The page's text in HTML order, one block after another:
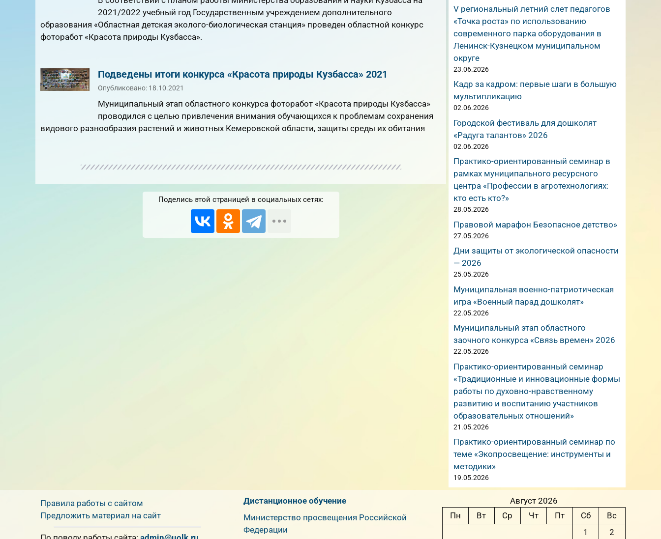
2021/2022 учебный год Государственным учреждением дополнительного
образования «Областная детская эколого-биологическая станция» проведен областной конкурс
фоторабот «Красота природы Кузбасса».
Подведены итоги конкурса «Красота природы Кузбасса» 2021
Опубликовано: 18.10.2021
Муниципальный этап областного конкурса фоторабот «Красота природы Кузбасса»
проводился с целью привлечения внимания обучающихся к проблемам сохранения
видового разнообразия растений и животных Кемеровской области, защиты среды их обитания
Поделись этой страницей в социальных сетях:
V региональный летний слет педагогов
«Точка роста» по использованию
современного парка оборудования в
Ленинск-Кузнецком муниципальном
округе
23.06.2026
Кадр за кадром: первые шаги в большую
мультипликацию
02.06.2026
Городской фестиваль для дошколят
«Радуга талантов» 2026
02.06.2026
Практико-ориентированный семинар в
рамках муниципального ресурсного
центра «Профессии в агротехнологиях:
кто есть кто?»
28.05.2026
Правовой марафон Безопасное детство»
27.05.2026
Дни защиты от экологической опасности
— 2026
25.05.2026
Муниципальная военно-патриотическая
игра «Военный парад дошколят»
22.05.2026
Муниципальный этап областного
заочного конкурса «Связь времен» 2026
22.05.2026
Практико-ориентированный семинар
«Традиционные и инновационные формы
работы по духовно-нравственному
развитию и воспитанию участников
образовательных отношений»
21.05.2026
Практико-ориентированный семинар по
теме «Экопросвещение: инструменты и
методики»
19.05.2026
Правила работы с сайтом
Предложить материал на сайт
Дистанционное обучение
Министерство просвещения Российской
Федерации
Август 2026
Пн
Вт Ср Чт Пт Сб
Вс
1
2